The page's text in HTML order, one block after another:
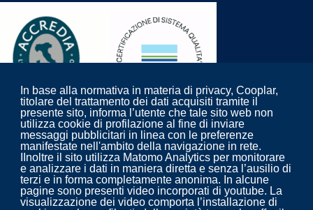
In base alla normativa in materia di privacy, Cooplar,
titolare del trattamento dei dati acquisiti tramite il
presente sito, informa l’utente che tale sito web non
utilizza cookie di profilazione al fine di inviare
messaggi pubblicitari in linea con le preferenze
manifestate nell'ambito della navigazione in rete.
IInoltre il sito utilizza Matomo Analytics per monitorare
e analizzare i dati in maniera diretta e senza l’ausilio di
terzi e in forma completamente anonima. In alcune
pagine sono presenti video incorporati di youtube. La
visualizzazione dei video comporta l’installazione di
Progettazione ed erogazione del servizio di: pulizia,
derattizzazione, disinfestazione e disinfezione per aziende
biomedicali e non.